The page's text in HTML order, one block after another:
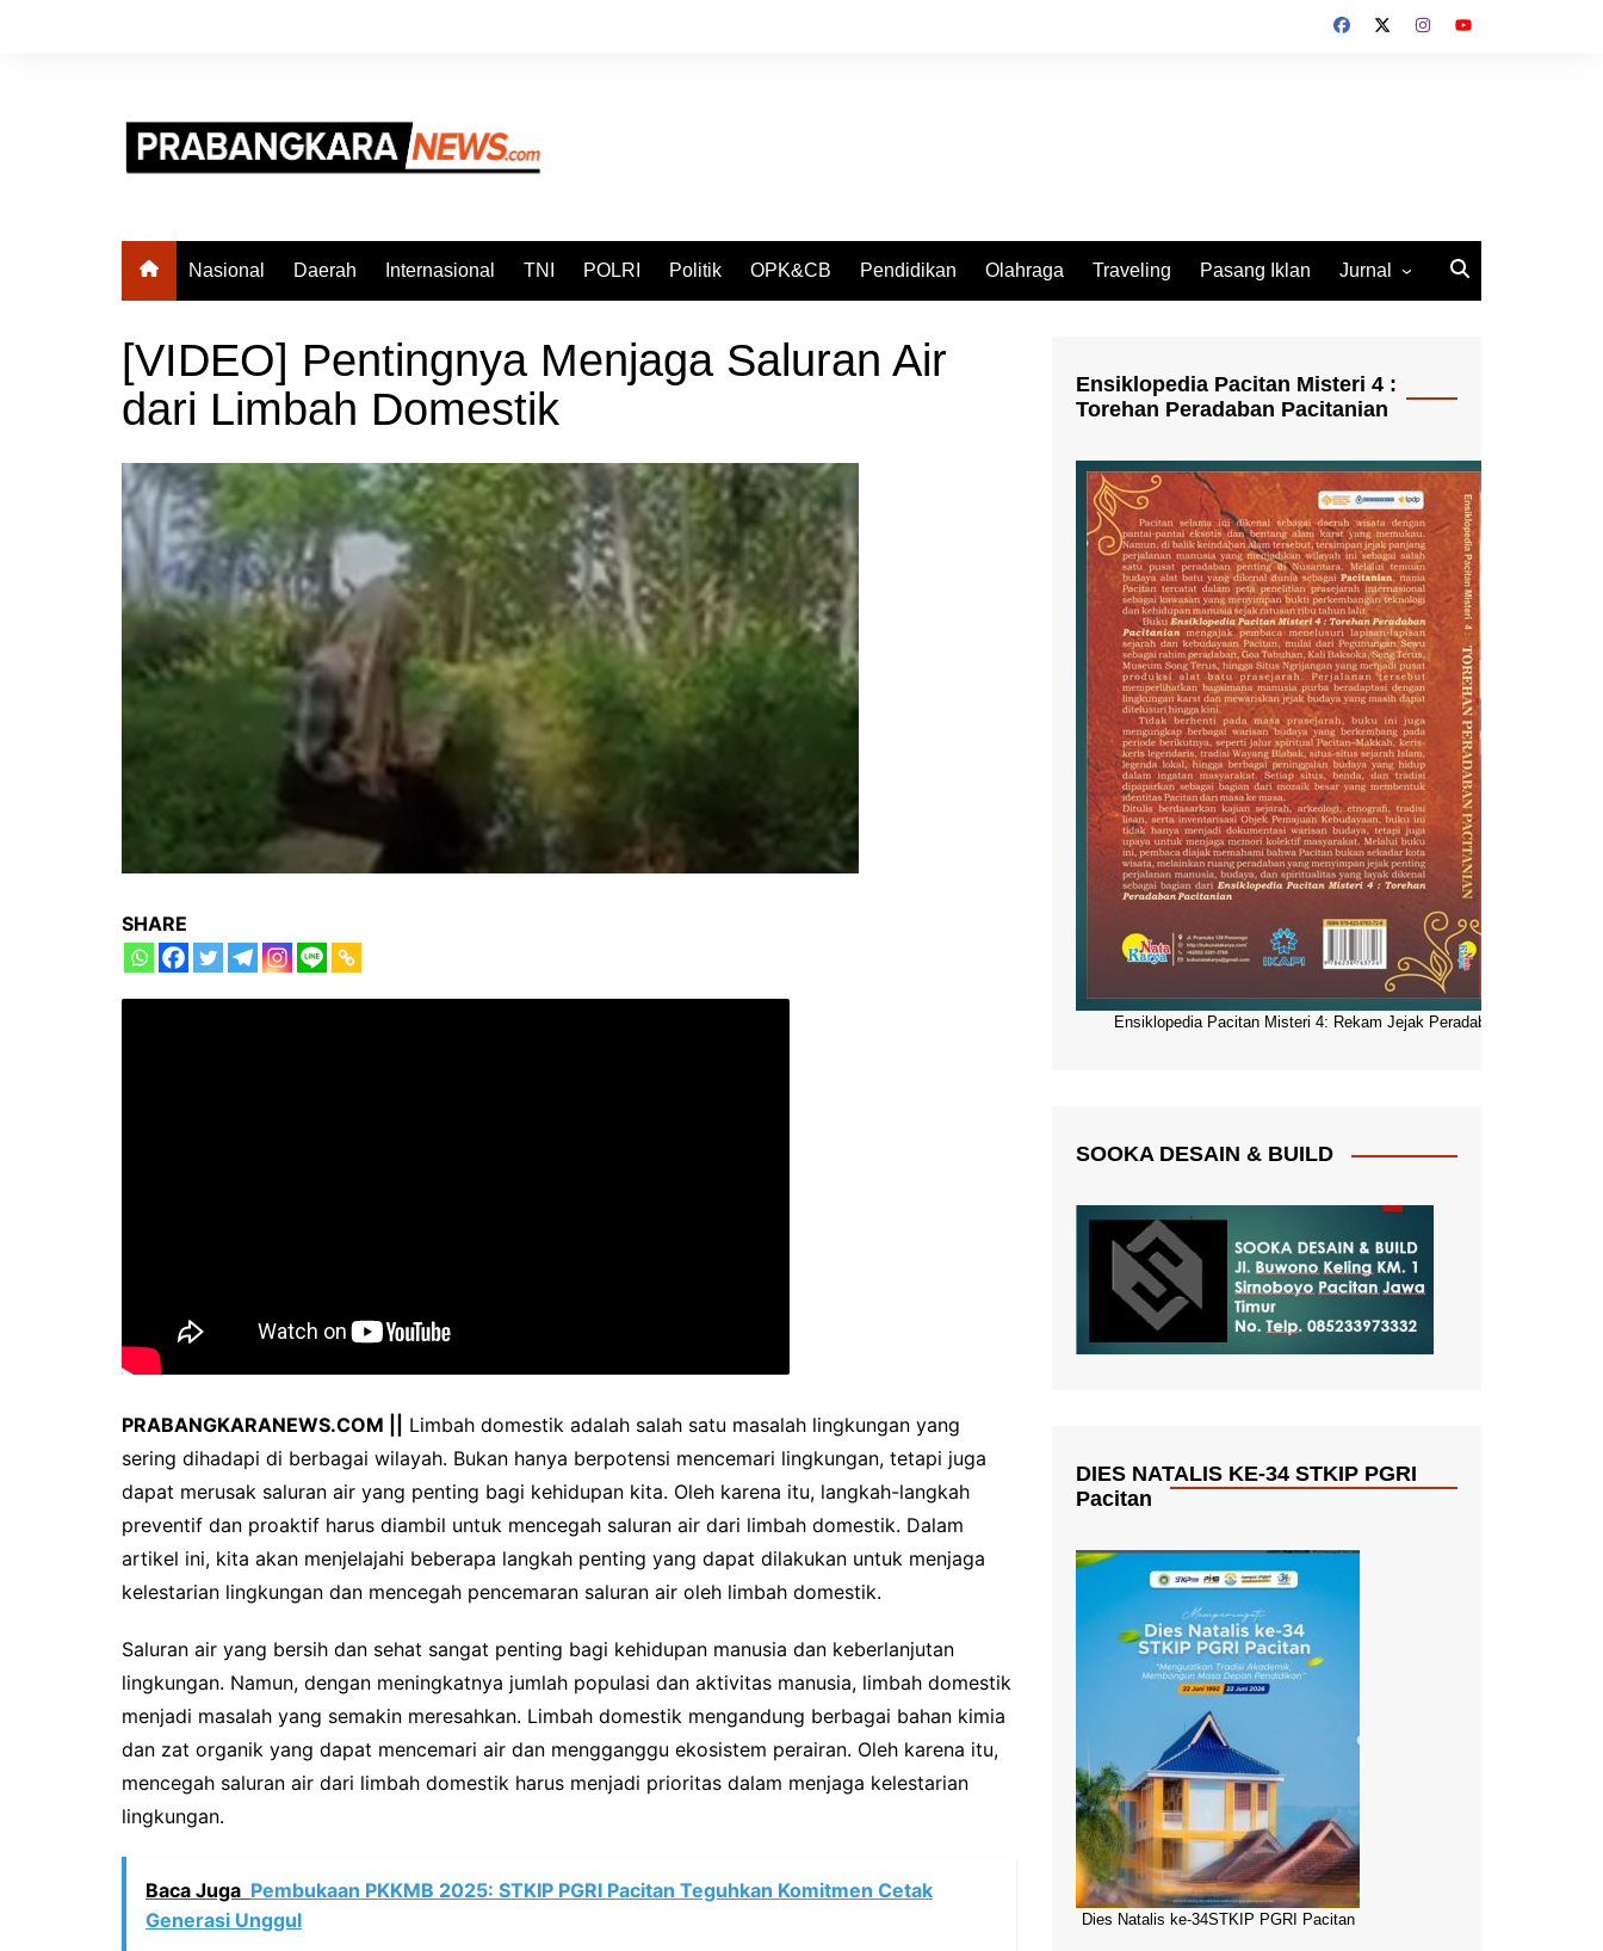
Nasional Daerah Internasional TNI POLRI Politik OPK&CB Pendidikan Olahraga Traveling Pasang Iklan Jurnal
[VIDEO] Pentingnya Menjaga Saluran Air
dari Limbah Domestik
SHARE
PRABANGKARANEWS.COM ||
Limbah domestik adalah salah satu masalah lingkungan yang
sering dihadapi di berbagai wilayah. Bukan hanya berpotensi mencemari lingkungan, tetapi juga
dapat merusak saluran air yang penting bagi kehidupan kita. Oleh karena itu, langkah-langkah
preventif dan proaktif harus diambil untuk mencegah saluran air dari limbah domestik. Dalam
artikel ini, kita akan menjelajahi beberapa langkah penting yang dapat dilakukan untuk menjaga
kelestarian lingkungan dan mencegah pencemaran saluran air oleh limbah domestik.
Saluran air yang bersih dan sehat sangat penting bagi kehidupan manusia dan keberlanjutan
lingkungan. Namun, dengan meningkatnya jumlah populasi dan aktivitas manusia, limbah domestik
menjadi masalah yang semakin meresahkan. Limbah domestik mengandung berbagai bahan kimia
dan zat organik yang dapat mencemari air dan mengganggu ekosistem perairan. Oleh karena itu,
mencegah saluran air dari limbah domestik harus menjadi prioritas dalam menjaga kelestarian
lingkungan.
Baca Juga Pembukaan PKKMB 2025: STKIP PGRI Pacitan Teguhkan Komitmen Cetak
Generasi Unggul
Ensiklopedia Pacitan Misteri 4 :
Torehan Peradaban Pacitanian
Ensiklopedia Pacitan Misteri 4: Rekam Jejak Peradaban Dunia
SOOKA DESAIN & BUILD
DIES NATALIS KE-34 STKIP PGRI
Pacitan
Dies Natalis ke-34STKIP PGRI Pacitan